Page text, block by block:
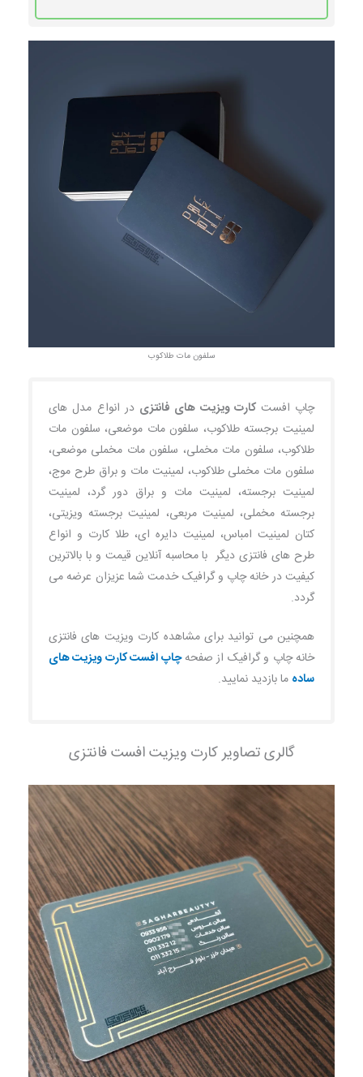
سلفون مات طلاکوب
چاپ افست کارت ویزیت های فانتزی در انواع مدل های
لمینیت برجسته طلاکوب، سلفون مات موضعی، سلفون مات
طلاکوب، سلفون مات مخملی، سلفون مات مخملی موضعی،
سلفون مات مخملی طلاکوب، لمینیت مات و براق طرح موج،
لمینیت برجسته، لمینیت مات و براق دور گرد، لمینیت
برجسته مخملی، لمینیت مربعی، لمینیت برجسته ویزیتی،
کتان لمینیت امباس، لمینیت دایره ای، طلا کارت و انواع
طرح های فانتزی دیگر با محاسبه آنلاین قیمت و با بالاترین
کیفیت در خانه چاپ و گرافیک خدمت شما عزیزان عرضه می
گردد.
همچنین می توانید برای مشاهده کارت ویزیت های فانتزی
خانه چاپ و گرافیک از صفحهچاپ افست کارت ویزیت های
ساده ما بازدید نمایید.
گالری تصاویر کارت ویزیت افست فانتزی